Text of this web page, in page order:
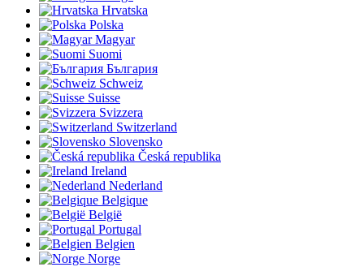
Hrvatska
Polska
Magyar
Suomi
България
Schweiz
Suisse
Svizzera
Switzerland
Slovensko
Česká republika
Ireland
Nederland
Belgique
België
Portugal
Belgien
Norge